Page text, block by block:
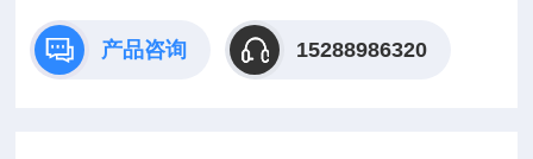
产品咨询 15288986320